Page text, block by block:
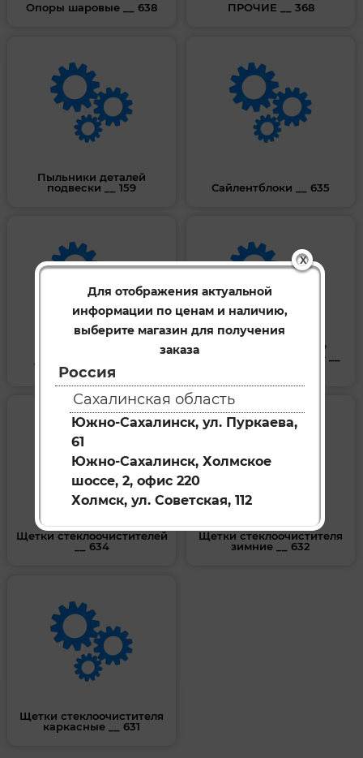
X
Для отображения актуальной
информации по ценам и наличию,
выберите магазин для получения
заказа
Россия
Сахалинская область
Южно-Сахалинск, ул. Пуркаева,
61
Южно-Сахалинск, Холмское
шоссе, 2, офис 220
Холмск, ул. Советская, 112
Опоры шаровые __ 638 ПРОЧИЕ __ 368
Пыльники деталей
подвески __ 159
Сайлентблоки __ 635
Тяги рулевые __ 637
Фильтры масляные
воздушные салонные __
Щетки стеклоочистителей
__ 634
Щетки стеклоочистителя
зимние __ 632
Щетки стеклоочистителя
каркасные __ 631